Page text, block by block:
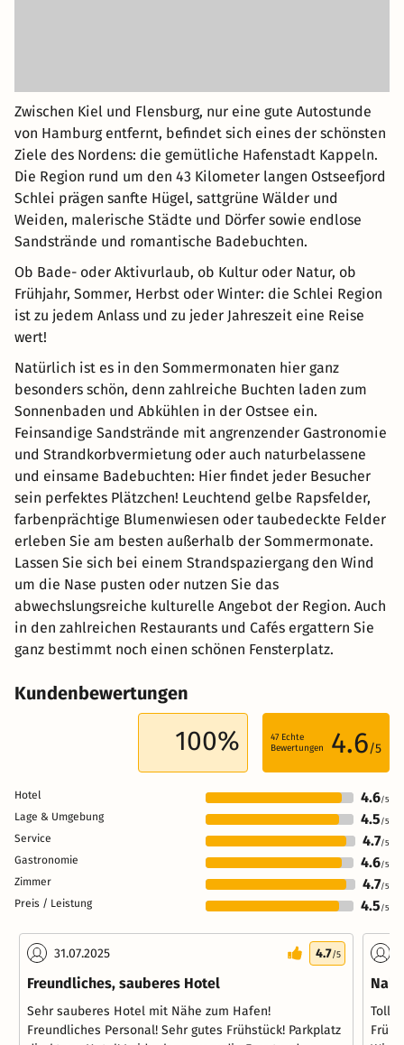
Zwischen Kiel und Flensburg, nur eine gute Autostunde
von Hamburg entfernt, befindet sich eines der schönsten
Ziele des Nordens: die gemütliche Hafenstadt Kappeln.
Die Region rund um den 43 Kilometer langen Ostseefjord
Schlei prägen sanfte Hügel, sattgrüne Wälder und
Weiden, malerische Städte und Dörfer sowie endlose
Sandstrände und romantische Badebuchten.
Ob Bade- oder Aktivurlaub, ob Kultur oder Natur, ob
Frühjahr, Sommer, Herbst oder Winter: die Schlei Region
ist zu jedem Anlass und zu jeder Jahreszeit eine Reise
wert!
Natürlich ist es in den Sommermonaten hier ganz
besonders schön, denn zahlreiche Buchten laden zum
Sonnenbaden und Abkühlen in der Ostsee ein.
Feinsandige Sandstrände mit angrenzender Gastronomie
und Strandkorbvermietung oder auch naturbelassene
und einsame Badebuchten: Hier findet jeder Besucher
sein perfektes Plätzchen! Leuchtend gelbe Rapsfelder,
farbenprächtige Blumenwiesen oder taubedeckte Felder
erleben Sie am besten außerhalb der Sommermonate.
Lassen Sie sich bei einem Strandspaziergang den Wind
um die Nase pusten oder nutzen Sie das
abwechslungsreiche kulturelle Angebot der Region. Auch
in den zahlreichen Restaurants und Cafés ergattern Sie
ganz bestimmt noch einen schönen Fensterplatz.
Kundenbewertungen
100% 47 Echte
Bewertungen
4.6/5
Hotel 4.6/5
Lage & Umgebung 4.5 /5
Service 4.7/5
Gastronomie 4.6/5
Zimmer 4.7/5
Preis / Leistung 4.5 /5
31.07.2025 4.7/5
Freundliches, sauberes Hotel
Sehr sauberes Hotel mit Nähe zum Hafen!
Freundliches Personal! Sehr gutes Frühstück! Parkplatz